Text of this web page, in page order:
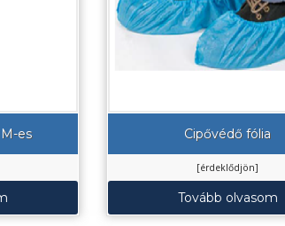
es Cipővédő fólia
[érdeklődjön]
Tovább olvasom